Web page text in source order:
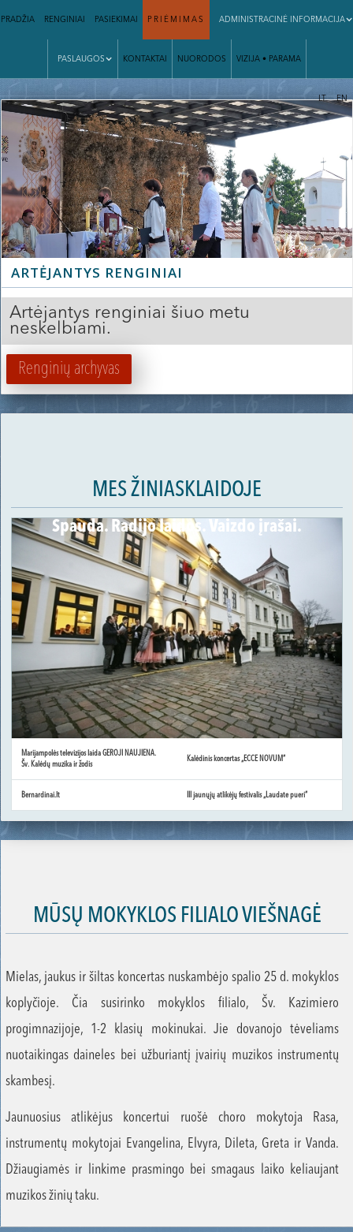
PRADŽIA RENGINIAI PASIEKIMAI PRIĖMIMAS ADMINISTRACINĖ INFORMACIJA
PASLAUGOS KONTAKTAI NUORODOS VIZIJA • PARAMA
| LT EN
ARTĖJANTYS RENGINIAI
Artėjantys renginiai šiuo metu
neskelbiami.
Renginių archyvas
MES ŽINIASKLAIDOJE
Spauda. Radijo laidos. Vaizdo įrašai.
Marijampolės televizijos laida GEROJI NAUJIENA.
Šv. Kalėdų muzika ir žodis
Kalėdinis koncertas „ECCE NOVUM“
Bernardinai.lt III jaunųjų atlikėjų festivalis „Laudate pueri“
MŪSŲ MOKYKLOS FILIALO VIEŠNAGĖ
Mielas, jaukus ir šiltas koncertas nuskambėjo spalio 25 d. mokyklos
koplyčioje. Čia susirinko mokyklos filialo, Šv. Kazimiero
progimnazijoje, 1-2 klasių mokinukai. Jie dovanojo tėveliams
nuotaikingas daineles bei užburiantį įvairių muzikos instrumentų
skambesį.
Jaunuosius atlikėjus koncertui ruošė choro mokytoja Rasa,
instrumentų mokytojai Evangelina, Elvyra, Dileta, Greta ir Vanda.
Džiaugiamės ir linkime prasmingo bei smagaus laiko keliaujant
muzikos žinių taku.